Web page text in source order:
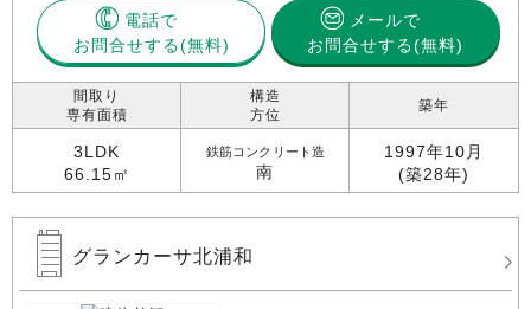
電話で
お問合せする
メールで
お問合せする(無料)
間取り
専有面積
3LDK
66.15㎡
構造
方位
鉄筋コンクリート造
南
築年
1997年10月
(築28年)
グランカーサ北浦和